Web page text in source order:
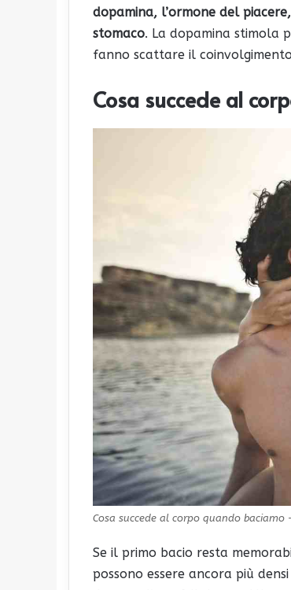
dopamina, l’ormone del
stomaco. La dopamina stimola
fanno scattare il
Cosa succede al
Cosa succede al corpo quando
Se il primo bacio resta
possono essere ancora più